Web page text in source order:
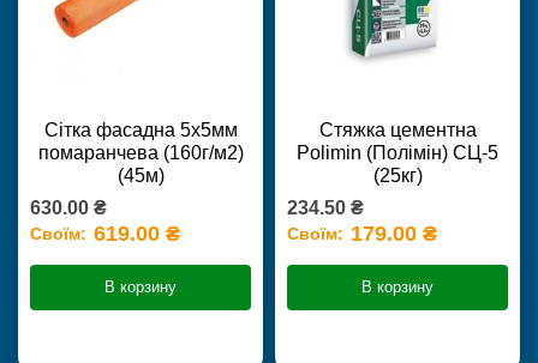
Сітка фасадна 5х5мм
помаранчева (160г/м2)
(45м)
630.00 ₴
Своїм: 619.00 ₴
В корзину
Стяжка цементна
Polimin (Полімін) СЦ-5
(25кг)
234.50 ₴
Своїм: 179.00 ₴
В корзину